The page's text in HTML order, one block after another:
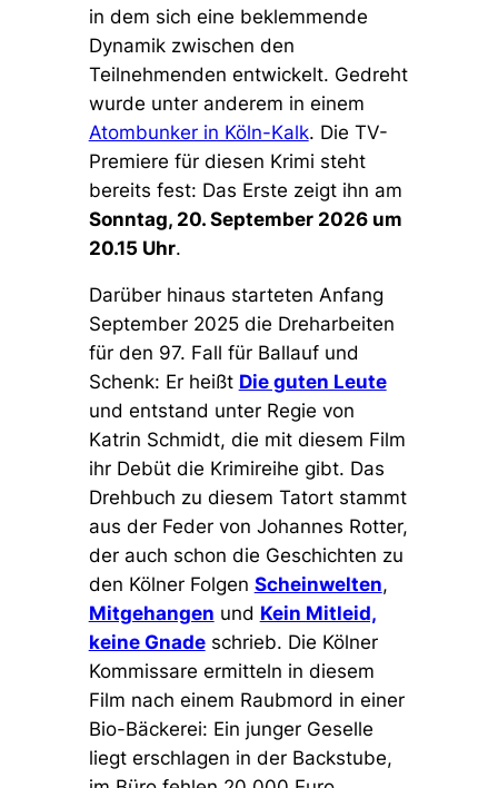
in dem sich eine beklemmende
Dynamik zwischen den
Teilnehmenden entwickelt. Gedreht
wurde unter anderem in einem
Atombunker in Köln-Kalk. Die TV-
Premiere für diesen Krimi steht
bereits fest: Das Erste zeigt ihn am
Sonntag, 20. September 2026 um
20.15 Uhr.
Darüber hinaus starteten Anfang
September 2025 die Dreharbeiten
für den 97. Fall für Ballauf und
Schenk: Er heißt Die guten Leute
und entstand unter Regie von
Katrin Schmidt, die mit diesem Film
ihr Debüt die Krimireihe gibt. Das
Drehbuch zu diesem Tatort stammt
aus der Feder von Johannes Rotter,
der auch schon die Geschichten zu
den Kölner Folgen Scheinwelten,
Mitgehangen und Kein Mitleid,
keine Gnadeschrieb. Die Kölner
Kommissare ermitteln in diesem
Film nach einem Raubmord in einer
Bio-Bäckerei: Ein junger Geselle
liegt erschlagen in der Backstube,